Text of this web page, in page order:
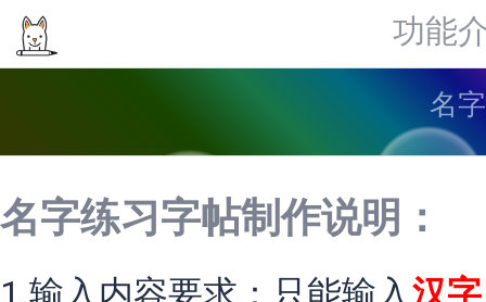
功能
名
名字练习字帖制作说明：
1.输入内容要求：只能输入汉字